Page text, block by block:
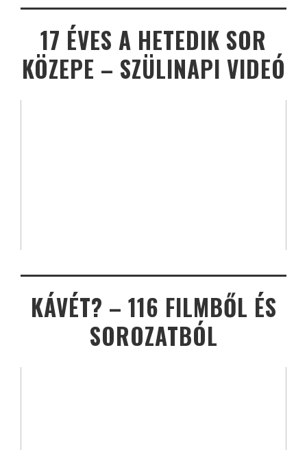
17 ÉVES A HETEDIK SOR
KÖZEPE – SZÜLINAPI VIDEÓ
KÁVÉT? – 116 FILMBŐL ÉS
SOROZATBÓL